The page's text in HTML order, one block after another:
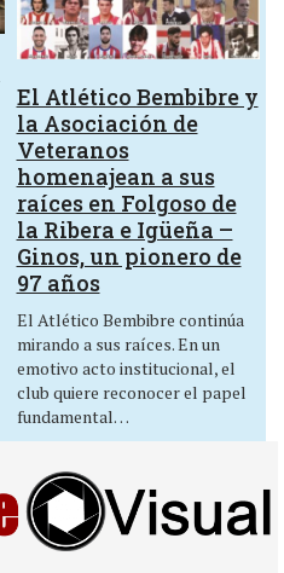
El Atlético Bembibre y
la Asociación de
Veteranos
homenajean a sus
raíces en Folgoso de
la Ribera e Igüeña –
Ginos, un pionero de
97 años
El Atlético Bembibre continúa
mirando a sus raíces. En un
emotivo acto institucional, el
club quiere reconocer el papel
fundamental…